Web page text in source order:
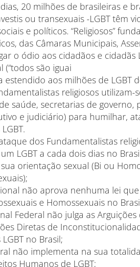
20 milhões de brasileiras e
ou transexuais -LGBT têm
e políticos. “Religiosos”
das Câmaras Municipais,
o ódio aos cidadãos e cidadãs
(“todos são iguai
estendido aos milhões de LGBT
religiosos
saúde, secretarias de
e judiciário) para humilhar,
dos Fundamentalistas
LGBT a cada dois dias no
orientação sexual (Bi ou
não aprova nenhuma lei
e Homossexuais no
Federal não julga as
Diretas de
no Brasil;
não implementa na sua
Humanos de LGBT;